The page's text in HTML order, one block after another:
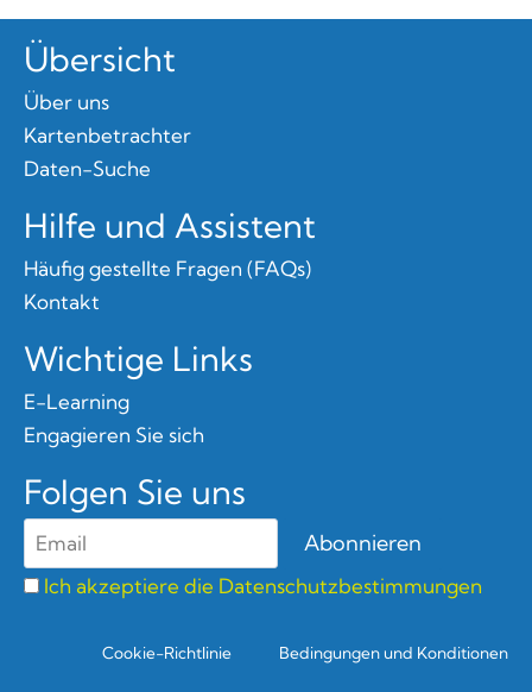
Übersicht
Über uns
Kartenbetrachter
Daten-Suche
Hilfe und Assistent
Häufig gestellte Fragen (FAQs)
Kontakt
Wichtige Links
E-Learning
Engagieren Sie sich
Folgen Sie uns
Ich akzeptiere die Datenschutzbestimmungen
Cookie-Richtlinie Bedingungen und Konditionen